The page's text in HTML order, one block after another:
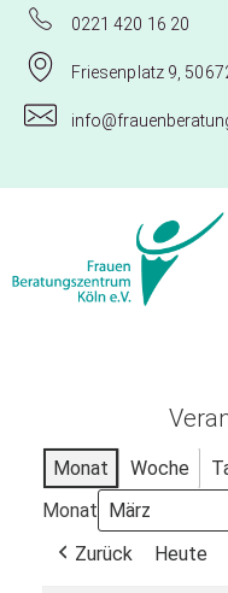
0221 420 16 20
Friesenplatz 9,
Monat Woche
Monat
Zurück
Heute